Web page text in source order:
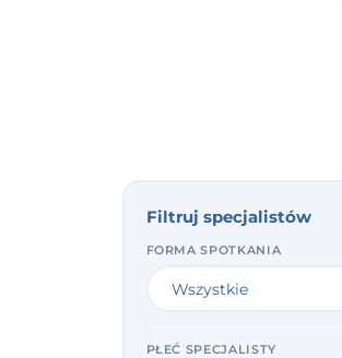
Filtruj specjalistów
FORMA SPOTKANIA
PŁEĆ SPECJALISTY